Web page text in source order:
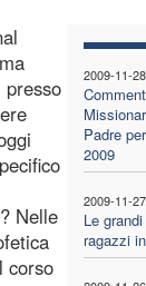
2009-11-28
Padre
2009
2009-11-27
Le
ragazzi
presso
Nelle
corso